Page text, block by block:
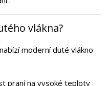
vlákna?
moderní duté vlákno
praní na vysoké teploty